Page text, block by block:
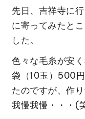
先日、吉祥寺に
に寄ってみたと
した。
色々な毛糸が安
袋（10玉）500
たのですが、作
我慢我慢・・・(